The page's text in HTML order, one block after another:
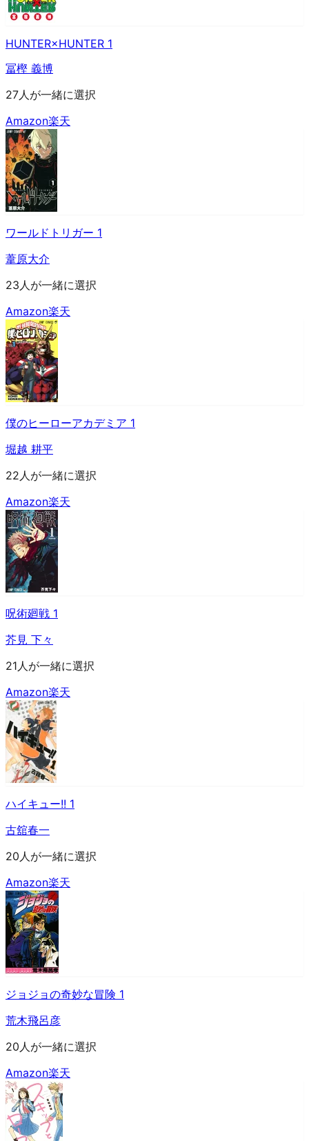
HUNTER×HUNTER 1
冨樫 義博
27人が一緒に選択
Amazon楽天
ワールドトリガー 1
葦原大介
23人が一緒に選択
Amazon楽天
僕のヒーローアカデミア 1
堀越 耕平
22人が一緒に選択
Amazon楽天
呪術廻戦 1
芥見 下々
21人が一緒に選択
Amazon楽天
ハイキュー!! 1
古舘春一
20人が一緒に選択
Amazon楽天
ジョジョの奇妙な冒険 1
荒木飛呂彦
20人が一緒に選択
Amazon楽天